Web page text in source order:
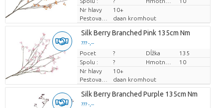
Nr hlavy
10+
daan kromhout
Silk Berry Branched Pink 135cm Nm
??? -,--
Cena za kus
Pocet ? Dĺžka
135
Spolu :
?
10
Nr hlavy
10+
daan kromhout
Silk Berry Branched Purple 135cm Nm
??? -,--